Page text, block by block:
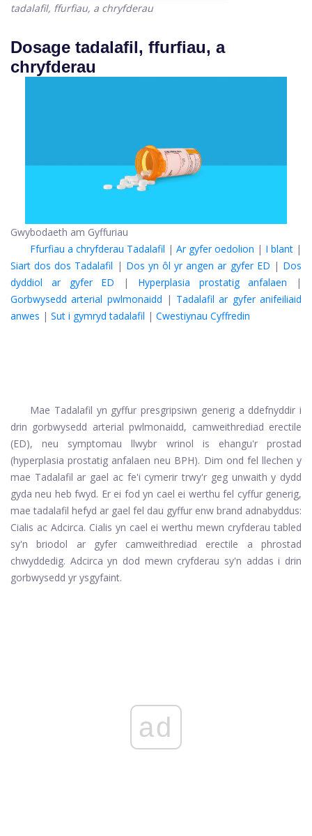
tadalafil, ffurfiau, a chryfderau
Dosage tadalafil, ffurfiau, a
chryfderau
Gwybodaeth am Gyffuriau
Ffurfiau a chryfderau Tadalafil | Ar gyfer oedolion | I blant |
Siart dos dos Tadalafil | Dos yn ôl yr angen ar gyfer ED | Dos
dyddiol ar gyfer ED | Hyperplasia prostatig anfalaen |
Gorbwysedd arterial pwlmonaidd | Tadalafil ar gyfer anifeiliaid
anwes | Sut i gymryd tadalafil | Cwestiynau Cyffredin
Mae Tadalafil yn gyffur presgripsiwn generig a ddefnyddir i
drin gorbwysedd arterial pwlmonaidd, camweithrediad erectile
(ED), neu symptomau llwybr wrinol is ehangu'r prostad
(hyperplasia prostatig anfalaen neu BPH). Dim ond fel llechen y
mae Tadalafil ar gael ac fe'i cymerir trwy'r geg unwaith y dydd
gyda neu heb fwyd. Er ei fod yn cael ei werthu fel cyffur generig,
mae tadalafil hefyd ar gael fel dau gyffur enw brand adnabyddus:
Cialis ac Adcirca. Cialis yn cael ei werthu mewn cryfderau tabled
sy'n briodol ar gyfer camweithrediad erectile a phrostad
chwyddedig. Adcirca yn dod mewn cryfderau sy'n addas i drin
gorbwysedd yr ysgyfaint.
ad